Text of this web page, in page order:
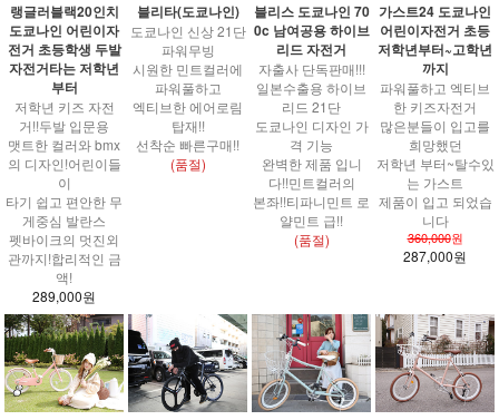
랭글러블랙20인치
도쿄나인 어린이자
전거 초등학생 두발
자전거타는 저학년
부터
저학년 키즈 자전
거!!두발 입문용
맷트한 컬러와 bmx
의 디자인!어린이들
이
타기 쉽고 편안한 무
게중심 발란스
펫바이크의 멋진외
관까지!합리적인 금
액!
289,000원
블리타(도쿄나인)
도쿄나인 신상 21단
파워무빙
시원한 민트컬러에
파워풀하고
엑티브한 에어로림
탑재!!
선착순 빠른구매!!
(품절)
블리스 도쿄나인 70
0c 남여공용 하이브
리드 자전거
자출사 단독판매!!!
일본수출용 하이브
리드 21단
도쿄나인 디자인 가
격 기능
완벽한 제품 입니
다!!민트컬러의
본좌!!티파니민트 로
얄민트 급!!
(품절)
가스트24 도쿄나인
어린이자전거 초등
저학년부터~고학년
까지
파워풀하고 엑티브
한 키즈자전거
많은분들이 입고를
희망했던
저학년 부터~탈수있
는 가스트
제품이 입고 되었습
니다
360,000원
287,000원